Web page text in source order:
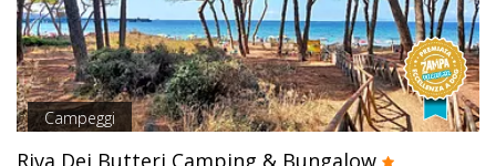
Campeggi
Riva Dei Butteri Camping & Bungalow